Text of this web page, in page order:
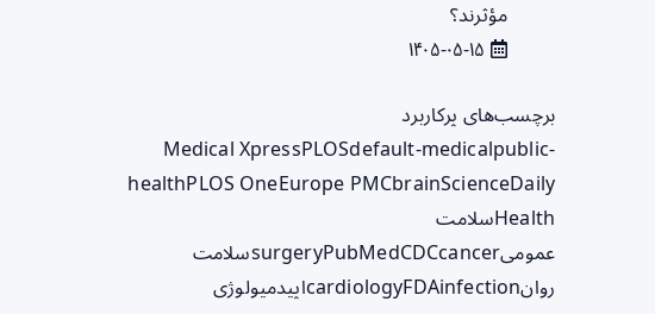
مؤثرند؟
برچسب‌های پرکاربرد
Medical XpressPLOSdefault-medicalpublic-
healthPLOS OneEurope PMCbrainScienceDaily
Healthسلامت
عمومی
surgeryPubMedCDCcancer
سلامت
روان
cardiologyFDAinfection اپیدمیولوژی